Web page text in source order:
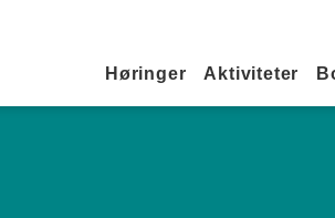
Primær navigation
Høringer Aktiviteter